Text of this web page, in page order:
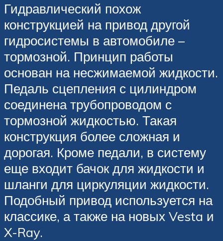
Гидравлический похож
конструкцией на привод другой
гидросистемы в автомобиле –
тормозной. Принцип работы
основан на несжимаемой жидкости.
Педаль сцепления с цилиндром
соединена трубопроводом с
тормозной жидкостью. Такая
конструкция более сложная и
дорогая. Кроме педали, в систему
еще входит бачок для жидкости и
шланги для циркуляции жидкости.
Подобный привод используется на
классике, а также на новых Vesta и
X-Ray.